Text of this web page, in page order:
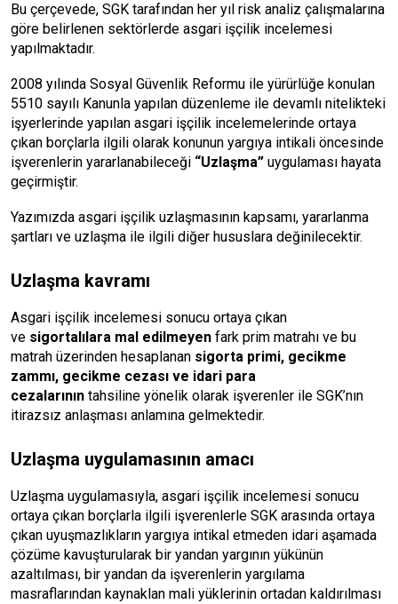
Bu çerçevede, SGK tarafından her yıl risk analiz çalışmalarına
göre belirlenen sektörlerde asgari işçilik incelemesi
yapılmaktadır.
2008 yılında Sosyal Güvenlik Reformu ile yürürlüğe konulan
5510 sayılı Kanunla yapılan düzenleme ile devamlı nitelikteki
işyerlerinde yapılan asgari işçilik incelemelerinde ortaya
çıkan borçlarla ilgili olarak konunun yargıya intikali öncesinde
işverenlerin yararlanabileceği “Uzlaşma” uygulaması hayata
geçirmiştir.
Yazımızda asgari işçilik uzlaşmasının kapsamı, yararlanma
şartları ve uzlaşma ile ilgili diğer hususlara değinilecektir.
Uzlaşma kavramı
Asgari işçilik incelemesi sonucu ortaya çıkan
ve sigortalılara mal edilmeyen fark prim matrahı ve bu
matrah üzerinden hesaplanan sigorta primi, gecikme
zammı, gecikme cezası ve idari para
cezalarının tahsiline yönelik olarak işverenler ile SGK’nın
itirazsız anlaşması anlamına gelmektedir.
Uzlaşma uygulamasının amacı
Uzlaşma uygulamasıyla, asgari işçilik incelemesi sonucu
ortaya çıkan borçlarla ilgili işverenlerle SGK arasında ortaya
çıkan uyuşmazlıkların yargıya intikal etmeden idari aşamada
çözüme kavuşturularak bir yandan yargının yükünün
azaltılması, bir yandan da işverenlerin yargılama
masraflarından kaynaklan mali yüklerinin ortadan kaldırılması